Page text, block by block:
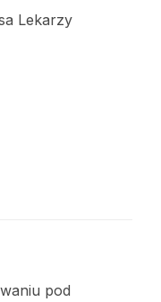
Lekarzy
pod